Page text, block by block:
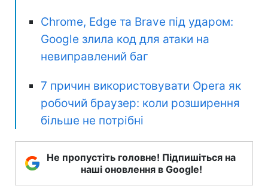
Chrome, Edge та Brave під ударом:
Google злила код для атаки на
невиправлений баг
7 причин використовувати Opera як
робочий браузер: коли розширення
більше не потрібні
Не пропустіть головне! Підпишіться на
наші оновлення в Google!